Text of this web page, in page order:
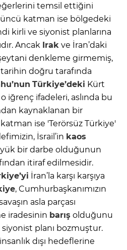
temsil ettiğini
katman ise bölgedeki
kirli ve siyonist planlarına
Ancak Irak ve İran’daki
denkleme girmemiş,
doğru tarafında
Türkiye’deki Kürt
iğrenç ifadeleri, aslında bu
kaynaklanan bir
ise 'Terörsüz Türkiye'
İsrail’in kaos
bir darbe olduğunun
itiraf edilmesidir.
İran’la karşı karşıya
, Cumhurbaşkanımızın
asla parçası
iradesinin barış olduğunu
planı bozmuştur.
dışı hedeflerine